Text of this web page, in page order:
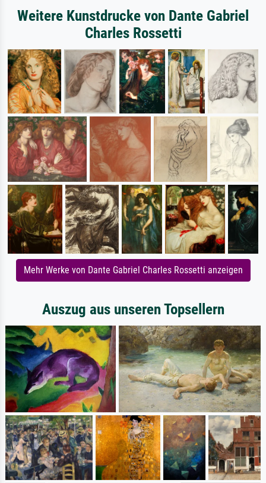
Weitere Kunstdrucke von Dante Gabriel
Charles Rossetti
Mehr Werke von Dante Gabriel Charles Rossetti anzeigen
Auszug aus unseren Topsellern